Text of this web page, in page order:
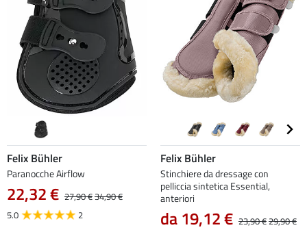
Felix Bühler
Paranocche Airflow
22,32 € 27,90 €34,90 €
5.0
2
Felix Bühler
Stinchiere da dressage con
pelliccia sintetica Essential,
anteriori
da 19,12 € 23,90 €29,90 €